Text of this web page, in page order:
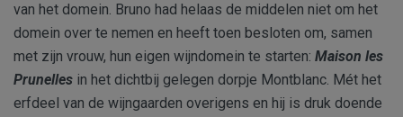
van het domein. Bruno had helaas de middelen niet om het
domein over te nemen en heeft toen besloten om, samen
met zijn vrouw, hun eigen wijndomein te starten: Maison les
Prunelles in het dichtbij gelegen dorpje Montblanc. Mét het
erfdeel van de wijngaarden overigens en hij is druk doende